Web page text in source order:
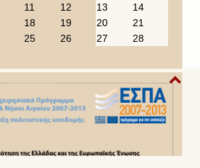
11 12 13
14
18 19 20
21
25 26 27
28